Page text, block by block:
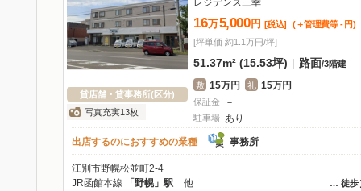
貸店舗・貸事務所(区分)
写真充実13枚
レジデンス三幸
16万5,000 円 [税込] (＋管理費等 - 円)
[坪単価 約1.1万円/坪]
51.37m² (15.53坪) | 路面/3階建
敷 15万円 礼 15万円
保証金 －
駐車場 あり
出店するのにおすすめの業種 事務所
江別市野幌松並町2-4
… 徒歩
JR函館本線 「野幌」駅 他